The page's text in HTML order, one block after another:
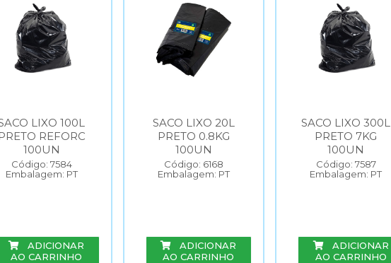
LIXO 100L
PRETO REFORC
100UN
Código: 7584
Embalagem: PT
ADICIONAR
AO CARRINHO
SACO LIXO 20L
PRETO 0.8KG
100UN
Código: 6168
Embalagem: PT
ADICIONAR
AO CARRINHO
SACO LIXO 300L
PRETO 7KG
100UN
Código: 7587
Embalagem: PT
ADICIONAR
AO CARRINHO